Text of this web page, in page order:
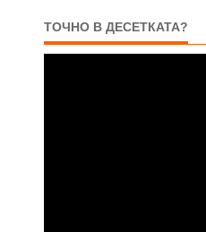
ТОЧНО В ДЕСЕТКАТА?